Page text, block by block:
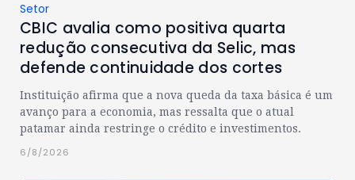
Setor
CBIC avalia como positiva quarta
redução consecutiva da Selic, mas
defende continuidade dos cortes
Instituição afirma que a nova queda da taxa básica é um
avanço para a economia, mas ressalta que o atual
patamar ainda restringe o crédito e investimentos.
6/8/2026